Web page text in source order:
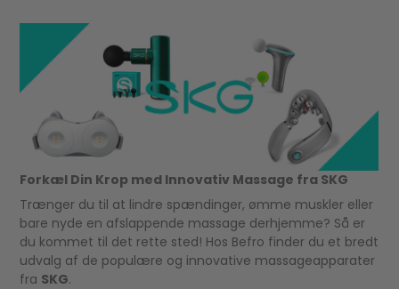
Forkæl Din Krop med Innovativ Massage fra SKG
Trænger du til at lindre spændinger, ømme muskler eller
bare nyde en afslappende massage derhjemme? Så er
du kommet til det rette sted! Hos Befro finder du et bredt
udvalg af de populære og innovative massageapparater
fra SKG.